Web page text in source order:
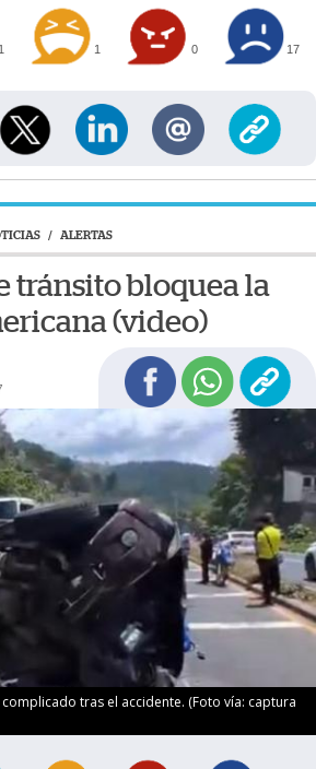
1 1 0 17
/ ALERTAS
tránsito bloquea la
(video)
tras el accidente. (Foto vía: captura